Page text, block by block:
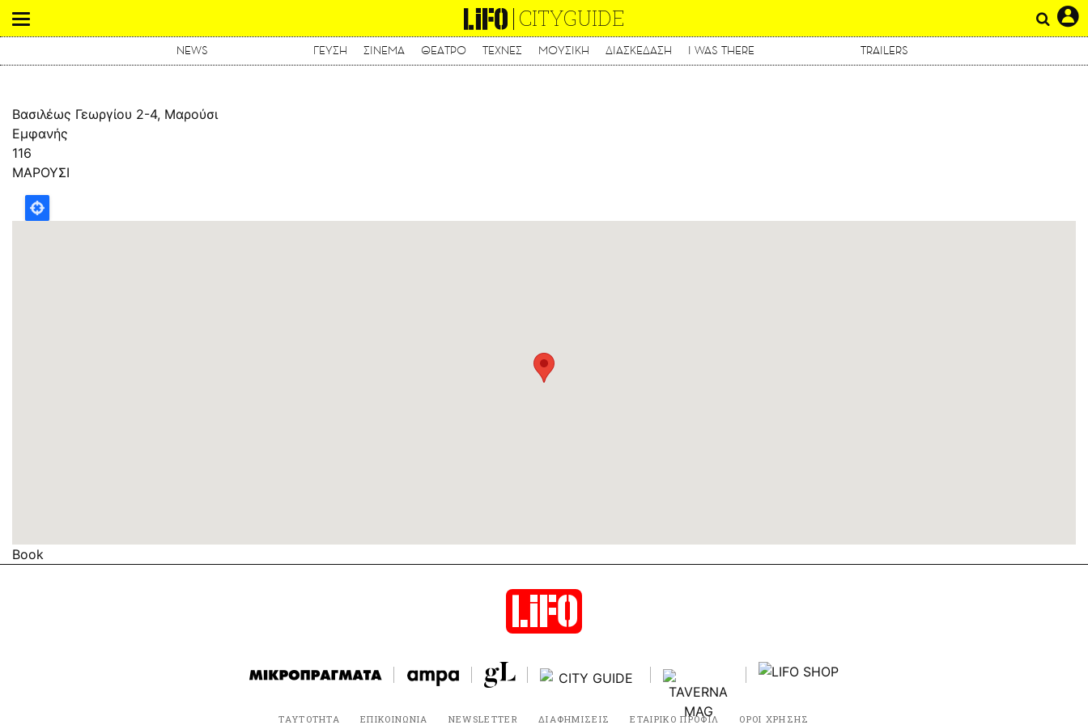
CITYGUIDE
NEWS ΓΕΥΣΗ ΣΙΝΕΜΑ ΘΕΑΤΡΟ ΤΕΧΝΕΣ ΜΟΥΣΙΚΗ ΔΙΑΣΚΕΔΑΣΗ I WAS THERE TRAILERS
Βασιλέως Γεωργίου 2-4, Μαρούσι
Εμφανής
116
ΜΑΡΟΥΣΙ
Book
ΤΑΥΤΟΤΗΤΑ ΕΠΙΚΟΙΝΩΝΙΑ NEWSLETTER ΔΙΑΦΗΜΙΣΕΙΣ ΕΤΑΙΡΙΚΟ ΠΡΟΦΙΛ ΟΡΟΙ ΧΡΗΣΗΣ